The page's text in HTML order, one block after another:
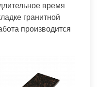
время
гранитной
производится